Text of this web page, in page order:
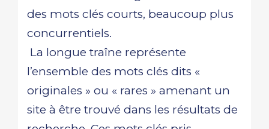
des mots clés courts, beaucoup plus
concurrentiels.
La longue traîne représente
l’ensemble des mots clés dits «
originales » ou « rares » amenant un
site à être trouvé dans les résultats de